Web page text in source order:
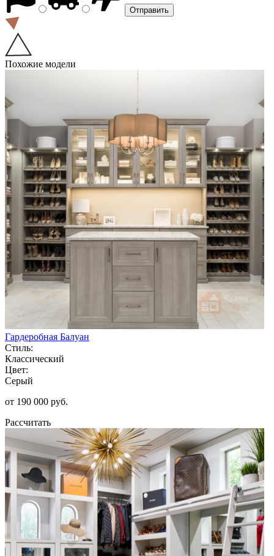
Похожие модели
Гардеробная Балуан
Стиль:
Классический
Цвет:
Серый
от 190 000 руб.
Рассчитать